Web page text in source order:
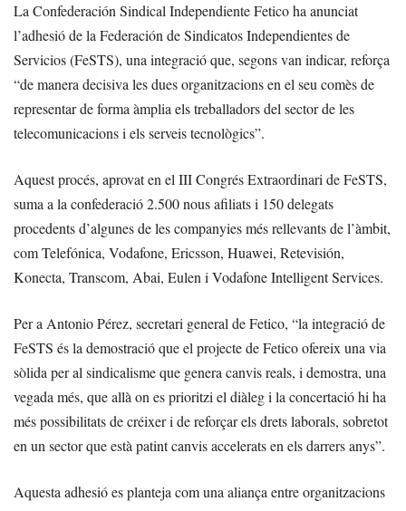
La Confederación Sindical Independiente Fetico ha anunciat
l’adhesió de la Federación de Sindicatos Independientes de
Servicios (FeSTS), una integració que, segons van indicar, reforça
“de manera decisiva les dues organitzacions en el seu comès de
representar de forma àmplia els treballadors del sector de les
telecomunicacions i els serveis tecnològics”.
Aquest procés, aprovat en el III Congrés Extraordinari de FeSTS,
suma a la confederació 2.500 nous afiliats i 150 delegats
procedents d’algunes de les companyies més rellevants de l’àmbit,
com Telefónica, Vodafone, Ericsson, Huawei, Retevisión,
Konecta, Transcom, Abai, Eulen i Vodafone Intelligent Services.
Per a Antonio Pérez, secretari general de Fetico, “la integració de
FeSTS és la demostració que el projecte de Fetico ofereix una via
sòlida per al sindicalisme que genera canvis reals, i demostra, una
vegada més, que allà on es prioritzi el diàleg i la concertació hi ha
més possibilitats de créixer i de reforçar els drets laborals, sobretot
en un sector que està patint canvis accelerats en els darrers anys”.
Aquesta adhesió es planteja com una aliança entre organitzacions